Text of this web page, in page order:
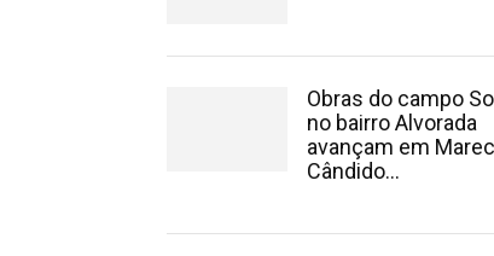
Obras do campo
no bairro Alvorada
avançam em
Cândido...